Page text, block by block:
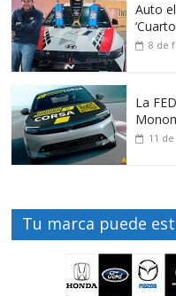
Auto
8 de
La
11
Tu marca puede